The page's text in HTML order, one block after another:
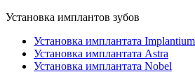
Установка имплантов зубов
Установка имплантата Implantium
Установка имплантата Astra
Установка имплантата Nobel